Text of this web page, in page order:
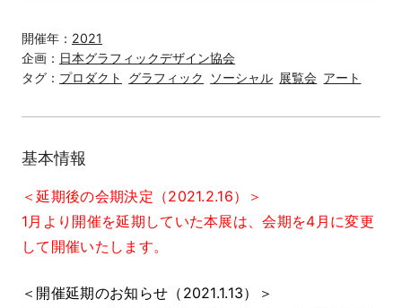
開催年： 2021
企画： 日本グラフィックデザイン協会
タグ： プロダクト グラフィック ソーシャル 展覧会 アート
基本情報
＜延期後の会期決定（2021.2.16）＞
1月より開催を延期していた本展は、会期を4月に変更
して開催いたします。
＜開催延期のお知らせ（2021.1.13）＞